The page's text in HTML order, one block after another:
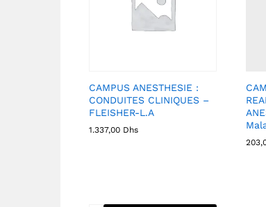
CAMPUS ANESTHESIE :
CONDUITES CLINIQUES –
FLEISHER-L.A
1.337,00 Dhs